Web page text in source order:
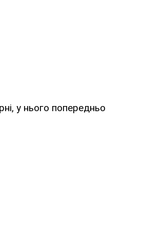
у нього попередньо